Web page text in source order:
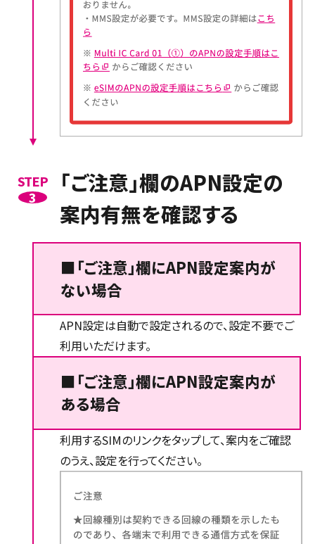
STEP
3
「ご注意」欄のAPN設定の
案内有無を確認する
■「ご注意」欄にAPN設定案内が
ない場合
APN設定は自動で設定されるので、設定不要でご
利用いただけます。
■「ご注意」欄にAPN設定案内が
ある場合
利用するSIMのリンクをタップして、案内をご確認
のうえ、設定を行ってください。